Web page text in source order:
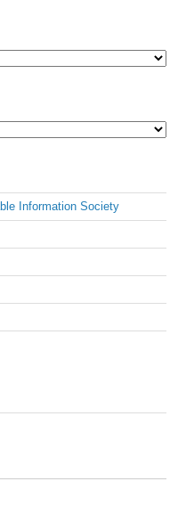
Information Society